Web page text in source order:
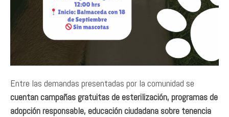
Entre las demandas presentadas por la comunidad se
cuentan campañas gratuitas de esterilización, programas de
adopción responsable, educación ciudadana sobre tenencia